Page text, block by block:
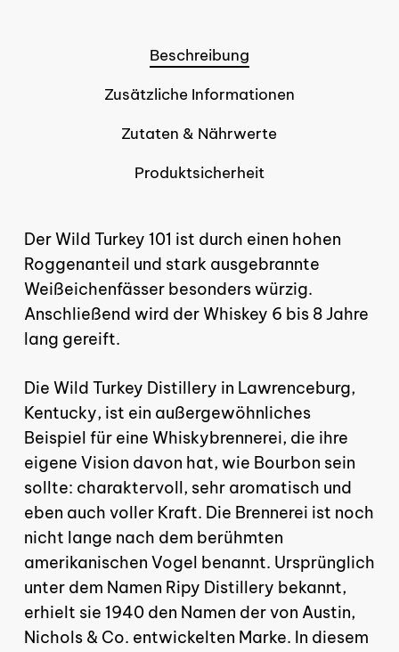
Es befinden sich keine
Produkte im Warenkorb.
Beschreibung
Zusätzliche Informationen
Zutaten & Nährwerte
Produktsicherheit
Der Wild Turkey 101 ist durch einen hohen
Roggenanteil und stark ausgebrannte
Weißeichenfässer besonders würzig.
Anschließend wird der Whiskey 6 bis 8 Jahre
lang gereift.
Die Wild Turkey Distillery in Lawrenceburg,
Kentucky, ist ein außergewöhnliches
Beispiel für eine Whiskybrennerei, die ihre
eigene Vision davon hat, wie Bourbon sein
sollte: charaktervoll, sehr aromatisch und
eben auch voller Kraft. Die Brennerei ist noch
nicht lange nach dem berühmten
amerikanischen Vogel benannt. Ursprünglich
unter dem Namen Ripy Distillery bekannt,
erhielt sie 1940 den Namen der von Austin,
Nichols & Co. entwickelten Marke. In diesem